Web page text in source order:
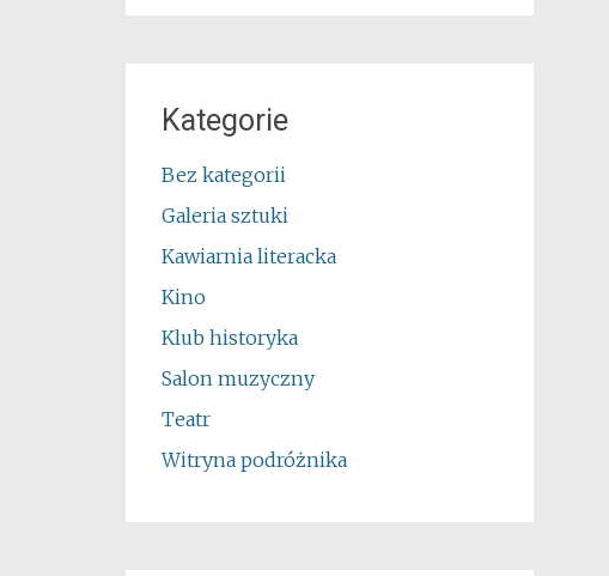
Kategorie
Bez kategorii
Galeria sztuki
Kawiarnia literacka
Kino
Klub historyka
Salon muzyczny
Teatr
Witryna podróżnika